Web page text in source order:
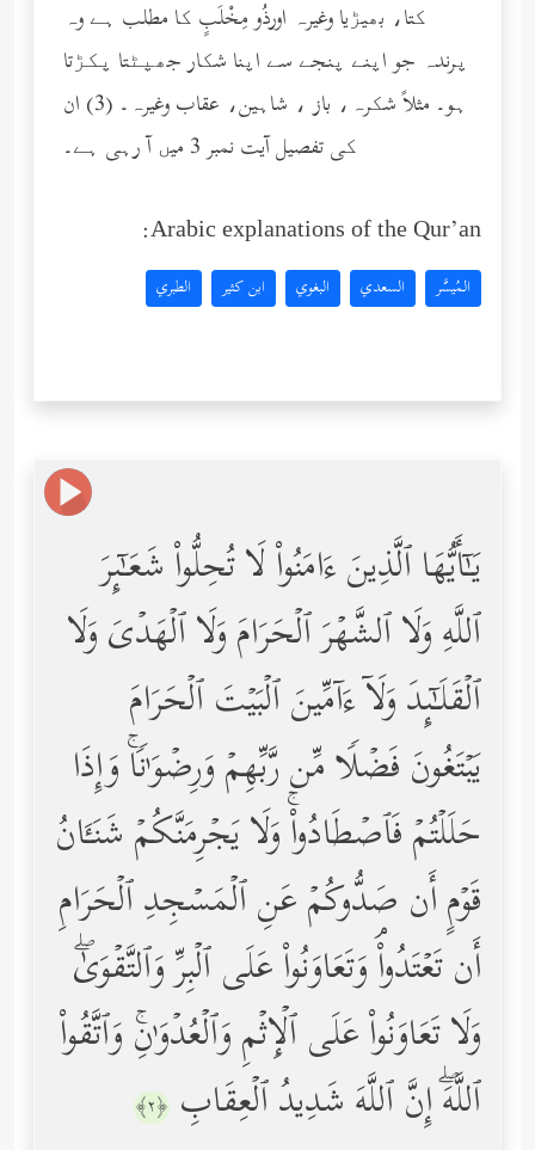
کتا، بھیڑیا وغیرہ اورذُو مِخْلَبٍ کا مطلب ہے وہ
پرندہ جو اپنے پنجے سے اپنا شکار جھپٹتا پکڑتا
ہو۔ مثلاً شکرہ، باز ، شاہین، عقاب وغیرہ۔ (3) ان
کی تفصیل آیت نمبر 3 میں آ رہی ہے۔
Arabic explanations of the Qur’an:
المُيسَّر السعدي البغوي ابن كثير الطبري
یَـٰۤأَیُّهَا ٱلَّذِینَ ءَامَنُواْ لَا تُحِلُّواْ شَعَـٰۤىِٕرَ
ٱللَّهِ وَلَا ٱلشَّهۡرَ ٱلۡحَرَامَ وَلَا ٱلۡهَدۡیَ وَلَا
ٱلۡقَلَـٰۤىِٕدَ وَلَاۤ ءَاۤمِّینَ ٱلۡبَیۡتَ ٱلۡحَرَامَ
یَبۡتَغُونَ فَضۡلࣰا مِّن رَّبِّهِمۡ وَرِضۡوَ ٰ⁠نࣰاۚ وَإِذَا
حَلَلۡتُمۡ فَٱصۡطَادُواْۚ وَلَا یَجۡرِمَنَّكُمۡ شَنَـَٔانُ
قَوۡمٍ أَن صَدُّوكُمۡ عَنِ ٱلۡمَسۡجِدِ ٱلۡحَرَامِ
أَن تَعۡتَدُواْۘ وَتَعَاوَنُواْ عَلَى ٱلۡبِرِّ وَٱلتَّقۡوَىٰۖ
وَلَا تَعَاوَنُواْ عَلَى ٱلۡإِثۡمِ وَٱلۡعُدۡوَ ٰ⁠نِۚ وَٱتَّقُواْ
ٱللَّهَۖ إِنَّ ٱللَّهَ شَدِیدُ ٱلۡعِقَابِ ﴿٢﴾